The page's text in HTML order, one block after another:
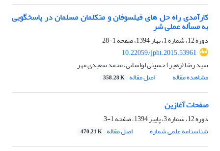
کارآمدی راه حل های فیلسوفان و متکلمان مسلمان در پاسخگویی
به مسأله عملی شر
دوره 12، شماره 1، بهار 1394، صفحه
1-28
10.22059/jpht.2015.53961
سید رضا (زهیر) حسینی لواسانی، محمد سعیدی مهر
مشاهده مقاله
اصل مقاله 358.28 K
صفحات آغازین
دوره 12، شماره 3، پاییز 1394، صفحه
1-3
شناسنامه علمی شماره
اصل مقاله 470.21 K